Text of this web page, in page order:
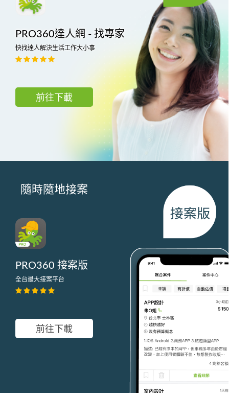
PRO360達人網 - 找專家
快找達人解決生活工作大小事
前往下載
隨時隨地接案
PRO360 接案版
全台最大接案平台
前往下載